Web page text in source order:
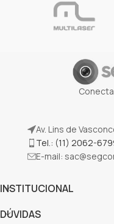
Av. Lins de
Tel.: (11) 2062-
E-mail:
INSTITUCIONAL
DÚVIDAS